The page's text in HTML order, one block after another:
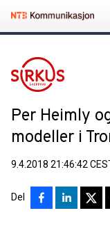
Per Heimly
modeller i
9.4.2018 21:46:42
Del